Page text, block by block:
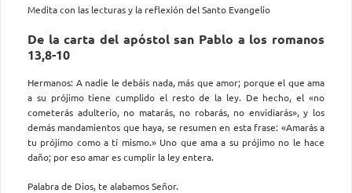
Medita con las lecturas y la reflexión del Santo Evangelio
De la carta del apóstol san Pablo a los romanos
13,8-10
Hermanos: A nadie le debáis nada, más que amor; porque el que ama
a su prójimo tiene cumplido el resto de la ley. De hecho, el «no
cometerás adulterio, no matarás, no robarás, no envidiarás», y los
demás mandamientos que haya, se resumen en esta frase: «Amarás a
tu prójimo como a tí mismo.» Uno que ama a su prójimo no le hace
daño; por eso amar es cumplir la ley entera.
Palabra de Dios, te alabamos Señor.